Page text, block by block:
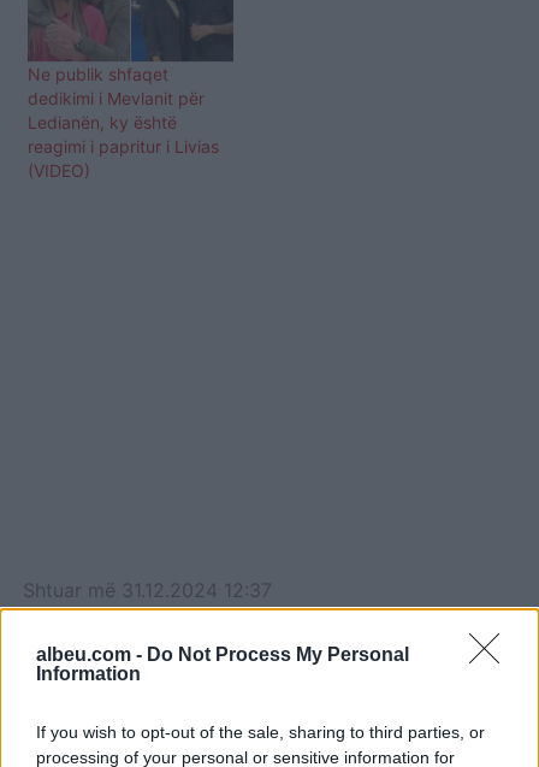
albeu.com - Do Not Process My Personal
Information
If you wish to opt-out of the sale, sharing to third parties, or
processing of your personal or sensitive information for
Ne publik shfaqet
dedikimi i Mevlanit për
Ledianën, ky është
reagimi i papritur i Livias
(VIDEO)
Shtuar më 31.12.2024 12:37